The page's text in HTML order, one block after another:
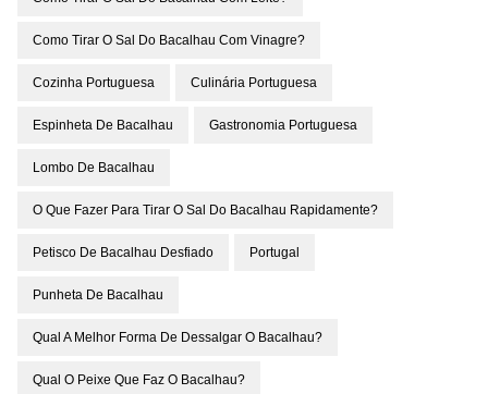
Como Tirar O Sal Do Bacalhau Com Vinagre?
Cozinha Portuguesa Culinária Portuguesa
Espinheta De Bacalhau Gastronomia Portuguesa
Lombo De Bacalhau
O Que Fazer Para Tirar O Sal Do Bacalhau Rapidamente?
Petisco De Bacalhau Desfiado Portugal
Punheta De Bacalhau
Qual A Melhor Forma De Dessalgar O Bacalhau?
Qual O Peixe Que Faz O Bacalhau?